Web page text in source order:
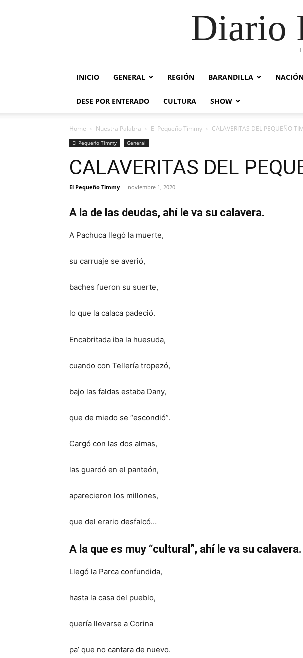
Diario
INICIO GENERAL REGIÓN BARANDILLA
DESE POR ENTERADO CULTURA SHOW
Home Nuestra Palabra El Pequeño Timmy CALAVERITAS DEL PEQUEÑO
El Pequeño Timmy General
CALAVERITAS DEL
El Pequeño Timmy - noviembre 1, 2020
A la de las deudas, ahí le va su calavera.
A Pachuca llegó la muerte,
su carruaje se averió,
baches fueron su suerte,
lo que la calaca padeció.
Encabritada iba la huesuda,
cuando con Tellería tropezó,
bajo las faldas estaba Dany,
que de miedo se “escondió”.
Cargó con las dos almas,
las guardó en el panteón,
aparecieron los millones,
que del erario desfalcó…
A la que es muy “cultural”, ahí le va su calavera.
Llegó la Parca confundida,
hasta la casa del pueblo,
quería llevarse a Corina
pa’ que no cantara de nuevo.